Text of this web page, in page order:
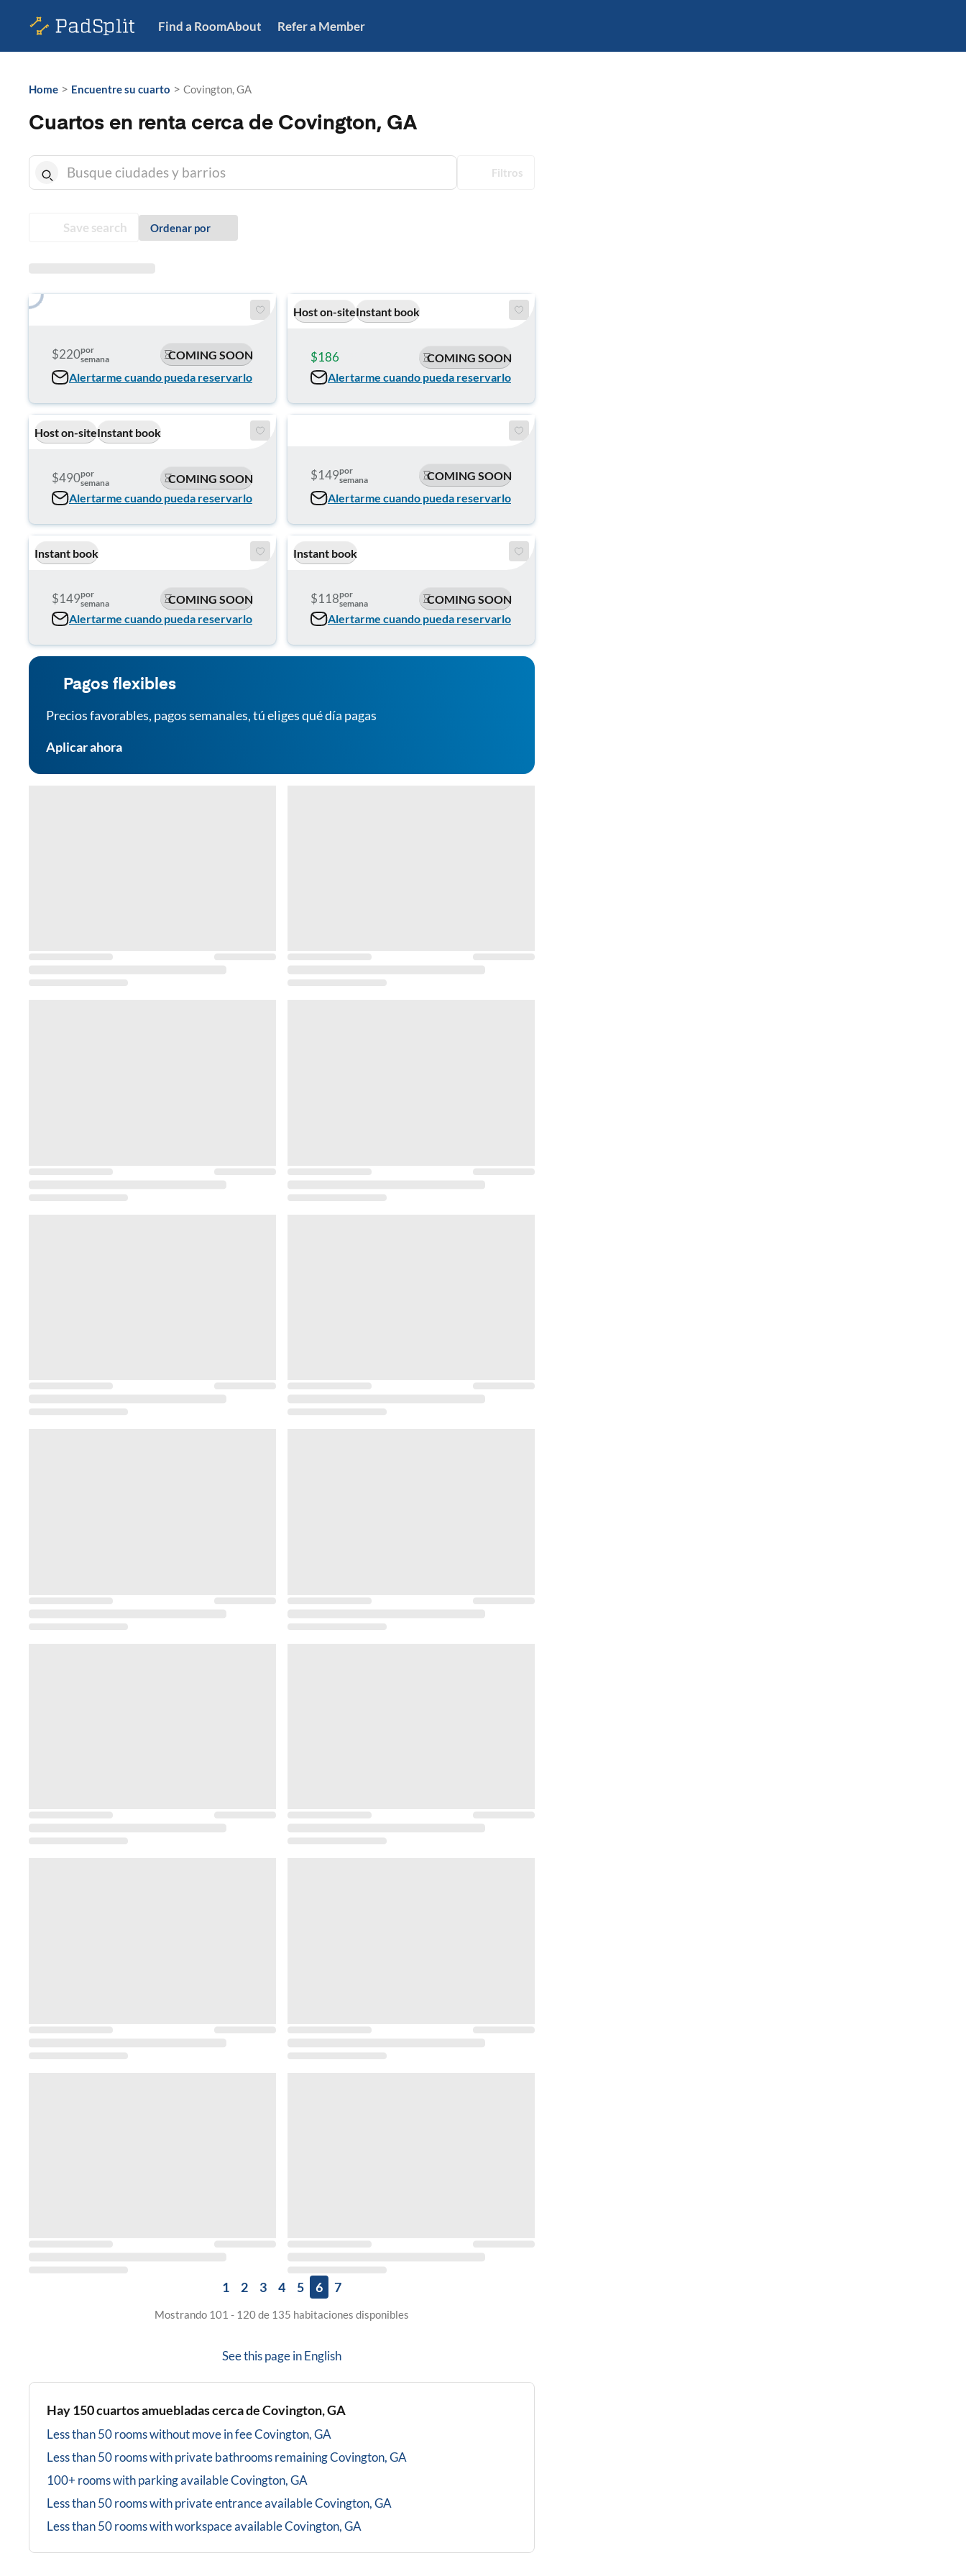
Find a RoomAbout Refer a Member
Home > Encuentre su cuarto > Covington, GA
Cuartos en renta cerca de Covington, GA
Filtros
Save search Ordenar por
$220por
semana
COMING SOON
Alertarme cuando pueda reservarlo
Host on-siteInstant book
$186
COMING SOON
Alertarme cuando pueda reservarlo
Host on-siteInstant book
$490por
semana
COMING SOON
Alertarme cuando pueda reservarlo
$149por
semana
COMING SOON
Alertarme cuando pueda reservarlo
Instant book
$149por
semana
COMING SOON
Alertarme cuando pueda reservarlo
Instant book
$118por
semana
COMING SOON
Alertarme cuando pueda reservarlo
Pagos flexibles
Precios favorables, pagos semanales, tú eliges qué día pagas
Aplicar ahora
1 2 3 4 5 6 7
Mostrando 101 - 120 de 135 habitaciones disponibles
See this page inEnglish
Hay150cuartos amuebladas cerca deCovington, GA
Less than 50 rooms without move in feeCovington, GA
Less than 50 rooms with private bathroomsremainingCovington, GA
100+ rooms with parking availableCovington, GA
Less than 50 rooms with private entrance availableCovington, GA
Less than 50 rooms with workspace availableCovington, GA